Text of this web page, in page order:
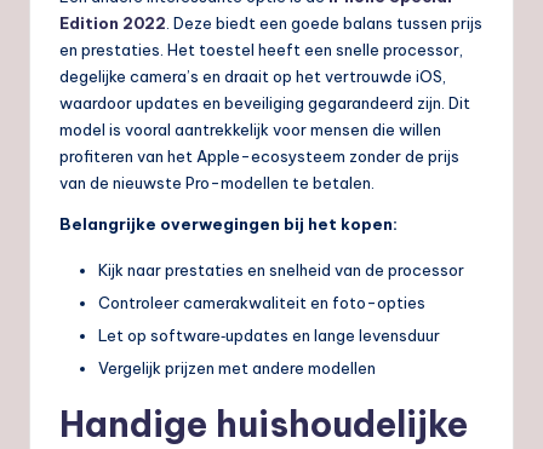
Edition 2022 . Deze biedt een goede balans tussen prijs
en prestaties. Het toestel heeft een snelle processor,
degelijke camera’s en draait op het vertrouwde iOS,
waardoor updates en beveiliging gegarandeerd zijn. Dit
model is vooral aantrekkelijk voor mensen die willen
profiteren van het Apple-ecosysteem zonder de prijs
van de nieuwste Pro-modellen te betalen.
Belangrijke overwegingen bij het kopen:
Kijk naar prestaties en snelheid van de processor
Controleer camerakwaliteit en foto-opties
Let op software‑updates en lange levensduur
Vergelijk prijzen met andere modellen
Handige huishoudelijke